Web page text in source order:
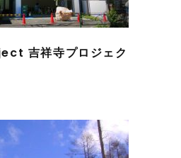
吉祥寺プロジェク